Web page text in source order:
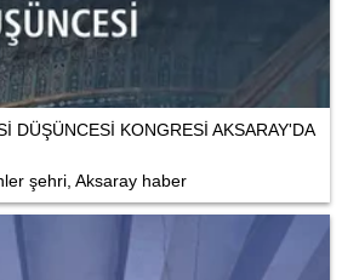
DÜŞÜNCESİ KONGRESİ AKSARAY'DA
şehri, Aksaray haber